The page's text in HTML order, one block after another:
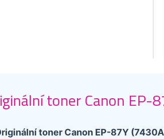
toner Canon
toner Canon EP-87Y